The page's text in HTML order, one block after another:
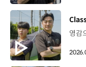
[동